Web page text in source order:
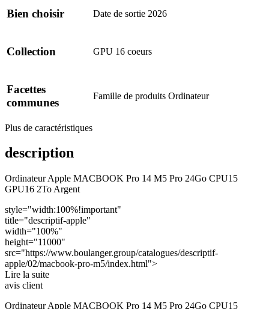
Bien choisir Date de sortie 2026
Collection GPU 16 coeurs
Facettes
communes
Famille de produits Ordinateur
Plus de caractéristiques
description
Ordinateur Apple MACBOOK Pro 14 M5 Pro 24Go CPU15
GPU16 2To Argent
style="width:100%!important"
title="descriptif-apple"
width="100%"
height="11000"
src="https://www.boulanger.group/catalogues/descriptif-
apple/02/macbook-pro-m5/index.html">
Lire la suite
avis client
Ordinateur Apple MACBOOK Pro 14 M5 Pro 24Go CPU15